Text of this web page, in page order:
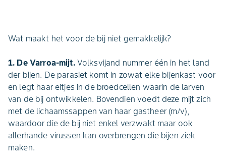
Wat maakt het voor de bij niet gemakkelijk?
1. De Varroa-mijt. Volksvijand nummer één in het land
der bijen. De parasiet komt in zowat elke bijenkast voor
en legt haar eitjes in de broedcellen waarin de larven
van de bij ontwikkelen. Bovendien voedt deze mijt zich
met de lichaamssappen van haar gastheer (m/v),
waardoor die de bij niet enkel verzwakt maar ook
allerhande virussen kan overbrengen die bijen ziek
maken.